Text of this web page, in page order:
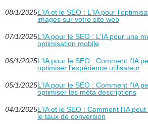
08/1/2025L'IA et le SEO : L'IA pour
images sur votre site web
07/1/2025L'IA pour le SEO : L'IA pour une
optimisation mobile
06/1/2025L'IA pour le SEO : Comment l'IA
optimiser l'expérience utilisateur
05/1/2025L'IA pour le SEO : Comment l'IA
optimiser les méta descriptions
04/1/2025L'IA et le SEO : Comment l'IA
le taux de conversion